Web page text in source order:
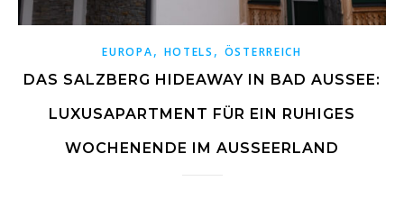
EUROPA, HOTELS , ÖSTERREICH
DAS SALZBERG HIDEAWAY IN BAD AUSSEE:
LUXUSAPARTMENT FÜR EIN RUHIGES
WOCHENENDE IM AUSSEERLAND